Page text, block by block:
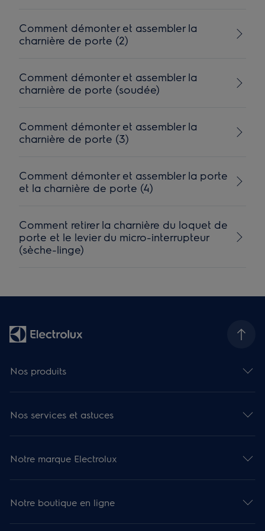
Comment démonter et assembler la
charnière de porte (2)
Comment démonter et assembler la
charnière de porte (soudée)
Comment démonter et assembler la
charnière de porte (3)
Comment démonter et assembler la porte
et la charnière de porte (4)
Comment retirer la charnière du loquet de
porte et le levier du micro-interrupteur
(sèche-linge)
Nos produits
Nos services et astuces
Notre marque Electrolux
Notre boutique en ligne